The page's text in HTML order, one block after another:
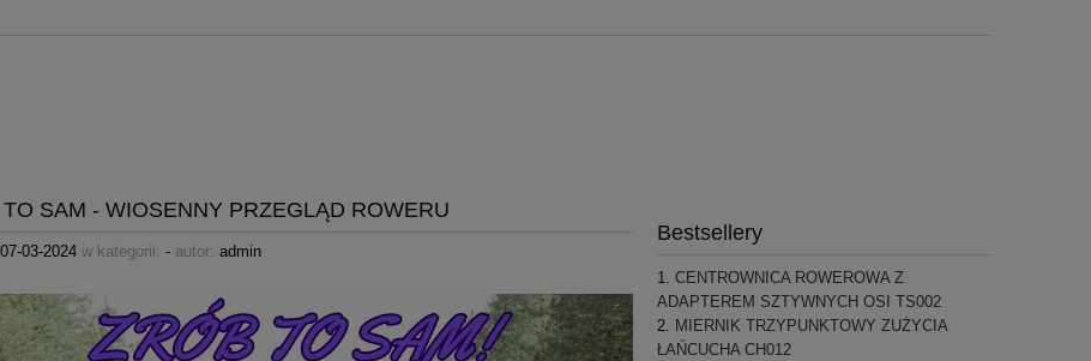
SAM - WIOSENNY PRZEGLĄD ROWERU
07-03-2024 w kategorii: - autor: admin
Bestsellery
CENTROWNICA ROWEROWA Z
ADAPTEREM SZTYWNYCH OSI TS002
MIERNIK TRZYPUNKTOWY ZUŻYCIA
ŁAŃCUCHA CH012